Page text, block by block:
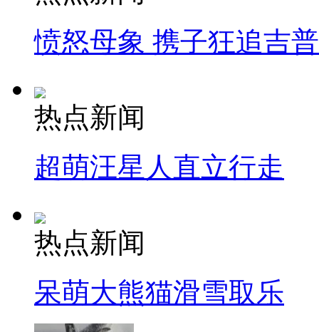
愤怒母象 携子狂追吉
热点新闻
超萌汪星人直立行走
热点新闻
呆萌大熊猫滑雪取乐